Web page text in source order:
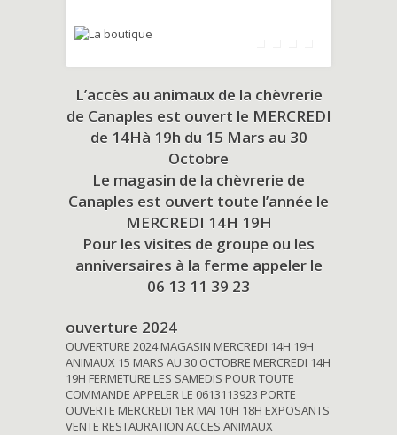
L’accès au animaux de la chèvrerie
de Canaples est ouvert le MERCREDI
de 14Hà 19h du 15 Mars au 30
Octobre
Le magasin de la chèvrerie de
Canaples est ouvert toute l’année le
MERCREDI 14H 19H
Pour les visites de groupe ou les
anniversaires à la ferme appeler le
06 13 11 39 23
ouverture 2024
OUVERTURE 2024 MAGASIN MERCREDI 14H 19H
ANIMAUX 15 MARS AU 30 OCTOBRE MERCREDI 14H
19H FERMETURE LES SAMEDIS POUR TOUTE
COMMANDE APPELER LE 0613113923 PORTE
OUVERTE MERCREDI 1ER MAI 10H 18H EXPOSANTS
VENTE RESTAURATION ACCES ANIMAUX